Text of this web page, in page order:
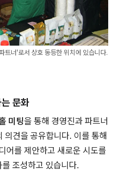
트너'로서 상호 동등한 위치에 있습니다.
문화
미팅을 통해 경영진과 파트너
의견을 공유합니다. 이를 통해
어를 제안하고 새로운 시도를
조성하고 있습니다.